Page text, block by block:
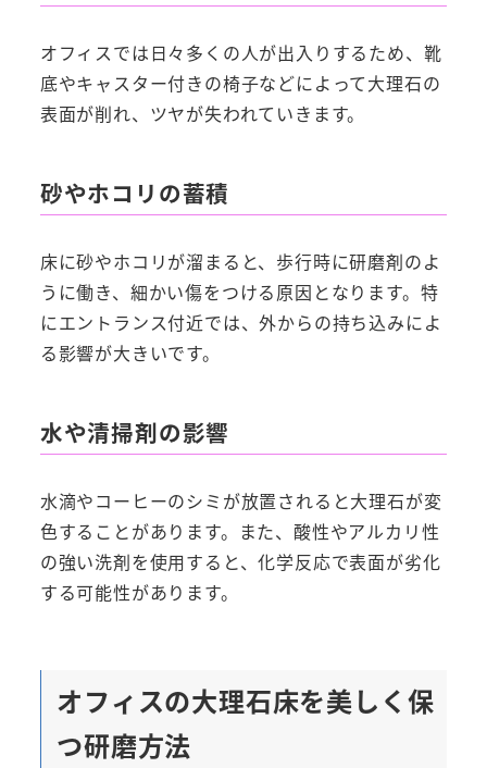
オフィスでは日々多くの人が出入りするため、靴
底やキャスター付きの椅子などによって大理石の
表面が削れ、ツヤが失われていきます。
砂やホコリの蓄積
床に砂やホコリが溜まると、歩行時に研磨剤のよ
うに働き、細かい傷をつける原因となります。特
にエントランス付近では、外からの持ち込みによ
る影響が大きいです。
水や清掃剤の影響
水滴やコーヒーのシミが放置されると大理石が変
色することがあります。また、酸性やアルカリ性
の強い洗剤を使用すると、化学反応で表面が劣化
する可能性があります。
オフィスの大理石床を美しく保
つ研磨方法